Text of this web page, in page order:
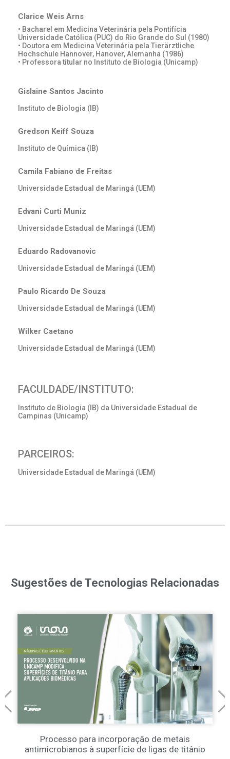
Clarice Weis Arns
• Bacharel em Medicina Veterinária pela Pontifícia
Universidade Católica (PUC) do Rio Grande do Sul (1980)
• Doutora em Medicina Veterinária pela Tierärztliche
Hochschule Hannover, Hanover, Alemanha (1986)
• Professora titular no Instituto de Biologia (Unicamp)
Gislaine Santos Jacinto
Instituto de Biologia (IB)
Gredson Keiff Souza
Instituto de Química (IB)
Camila Fabiano de Freitas
Universidade Estadual de Maringá (UEM)
Edvani Curti Muniz
Universidade Estadual de Maringá (UEM)
Eduardo Radovanovic
Universidade Estadual de Maringá (UEM)
Paulo Ricardo De Souza
Universidade Estadual de Maringá (UEM)
Wilker Caetano
Universidade Estadual de Maringá (UEM)
FACULDADE/INSTITUTO:
Instituto de Biologia (IB) da Universidade Estadual de
Campinas (Unicamp)
PARCEIROS:
Universidade Estadual de Maringá (UEM)
Sugestões de Tecnologias Relacionadas
Processo para incorporação de metais
antimicrobianos à superfície de ligas de titânio